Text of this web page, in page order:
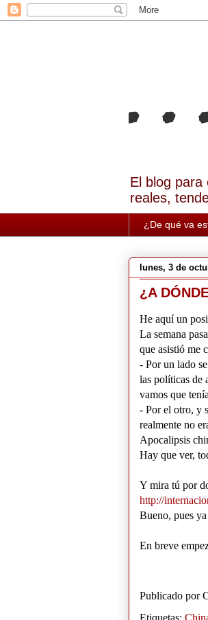
.
El blog
reales,
¿De qué va
lunes, 3 de
¿A
He aquí un
La semana
que asistió me
- Por un lado
las políticas de
vamos que
- Por el otro, y
realmente no
Apocalipsis
Hay que ver,
Y mira tú por
http://
Bueno, pues
En breve
Publicado por
Etiquetas: